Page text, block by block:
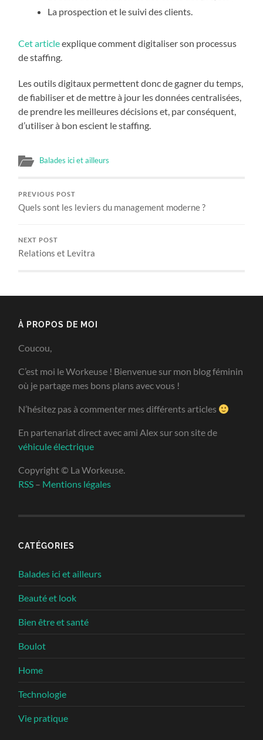
La prospection et le suivi des clients.
Cet articleexplique comment digitaliser son processus
de staffing.
Les outils digitaux permettent donc de gagner du temps,
de fiabiliser et de mettre à jour les données centralisées,
de prendre les meilleures décisions et, par conséquent,
d’utiliser à bon escient le staffing.
Balades ici et ailleurs
PREVIOUS POST
Quels sont les leviers du management moderne ?
NEXT POST
Relations et Levitra
À PROPOS DE MOI
Coucou,
C’est moi le Workeuse ! Bienvenue sur mon blog féminin
où je partage mes bons plans avec vous !
N’hésitez pas à commenter mes différents articles
En partenariat direct avec ami Alex sur son site de
véhicule électrique
Copyright © La Workeuse.
RSS – Mentions légales
CATÉGORIES
Balades ici et ailleurs
Beauté et look
Bien être et santé
Boulot
Home
Technologie
Vie pratique